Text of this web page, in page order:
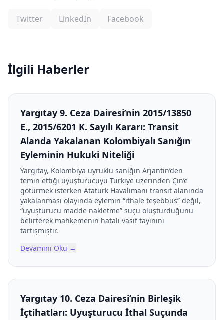
Twitter LinkedIn Facebook
İlgili Haberler
Yargıtay 9. Ceza Dairesi’nin 2015/13850
E., 2015/6201 K. Sayılı Kararı: Transit
Alanda Yakalanan Kolombiyalı Sanığın
Eyleminin Hukuki Niteliği
Yargıtay, Kolombiya uyruklu sanığın Arjantin’den
temin ettiği uyuşturucuyu Türkiye üzerinden Çin’e
götürmek isterken Atatürk Havalimanı transit alanında
yakalanması olayında eylemin “ithale teşebbüs” değil,
“uyuşturucu madde nakletme” suçu oluşturduğunu
belirterek mahkemenin hatalı vasıf tayinini
tartışmıştır.
Devamını Oku →
Yargıtay 10. Ceza Dairesi’nin Birleşik
İçtihatları: Uyuşturucu İthal Suçunda